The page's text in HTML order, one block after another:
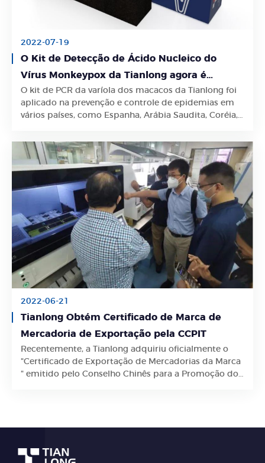
2022-07-19
O Kit de Detecção de Ácido Nucleico do
Vírus Monkeypox da Tianlong agora é
aprovado pela MHRA e possui certificado CE
O kit de PCR da varíola dos macacos da Tianlong foi
aplicado na prevenção e controle de epidemias em
vários países, como Espanha, Arábia Saudita, Coréia,
Saiba Mais
2022-06-21
Tianlong Obtém Certificado de Marca de
Mercadoria de Exportação pela CCPIT
Recentemente, a Tianlong adquiriu oficialmente o
"Certificado de Exportação de Mercadorias da Marca
" emitido pelo Conselho Chinês para a Promoção do
Saiba Mais